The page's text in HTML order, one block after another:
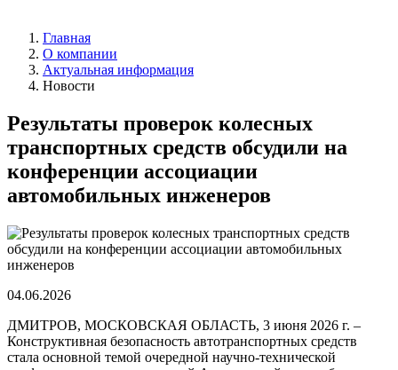
Главная
О компании
Актуальная информация
Новости
Результаты проверок колесных
транспортных средств обсудили на
конференции ассоциации
автомобильных инженеров
04.06.2026
ДМИТРОВ, МОСКОВСКАЯ ОБЛАСТЬ, 3 июня 2026 г. –
Конструктивная безопасность автотранспортных средств
стала основной темой очередной научно-технической